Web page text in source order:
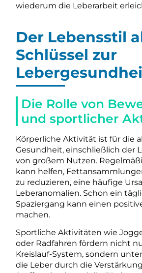
wiederum die Leberarbeit
Der Lebensstil
Schlüssel zur
Die Rolle von
und sportlicher
Körperliche Aktivität ist für die
Gesundheit, einschließlich der
von großem Nutzen.
kann helfen,
zu reduzieren, eine häufige
Leberanomalien. Schon ein
Spaziergang kann einen
machen.
Sportliche Aktivitäten wie
oder Radfahren fördern nicht
Kreislauf-System, sondern
die Leber durch die